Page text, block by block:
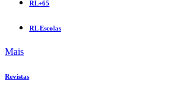
RL+65
RL Escolas
Mais
Revistas